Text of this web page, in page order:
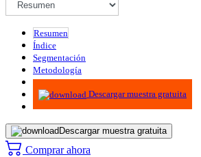
Resumen
Índice
Segmentación
Metodología
Infografías
Descargar muestra gratuita
Descargar muestra gratuita
Comprar ahora